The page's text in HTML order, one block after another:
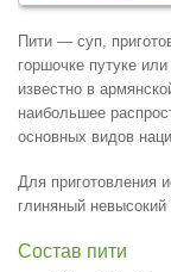
Пити — суп,
горшочке путуке
известно в
наибольшее
основных видов
Для приготовления
глиняный
Состав пити